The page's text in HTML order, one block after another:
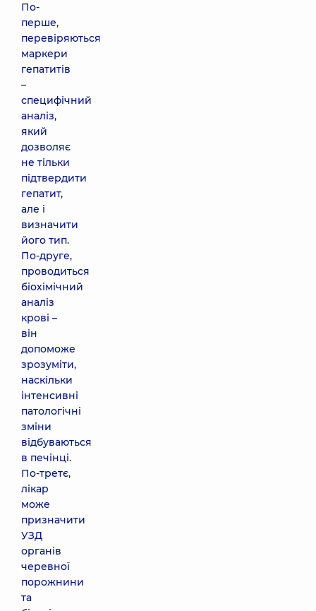
По-
перше,
перевіряються
маркери
гепатитів
–
специфічний
аналіз,
який
дозволяє
не тільки
підтвердити
гепатит,
але і
визначити
його тип.
По-друге,
проводиться
біохімічний
аналіз
крові –
він
допоможе
зрозуміти,
наскільки
інтенсивні
патологічні
зміни
відбуваються
в печінці.
По-третє,
лікар
може
призначити
УЗД
органів
черевної
порожнини
та